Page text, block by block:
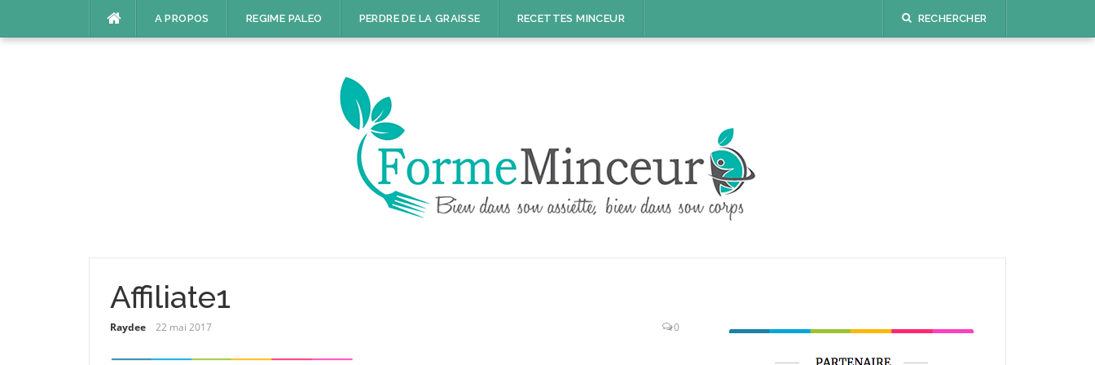
A PROPOS REGIME PALEO PERDRE DE LA GRAISSE RECETTES MINCEUR RECHERCHER
Affiliate1
Raydee 22 mai 2017 0